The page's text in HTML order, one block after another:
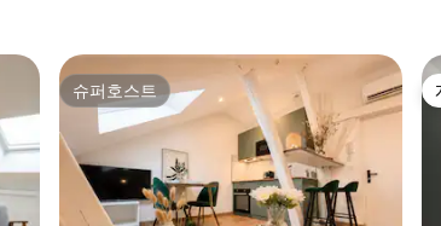
슈퍼호스트
슈퍼호스트